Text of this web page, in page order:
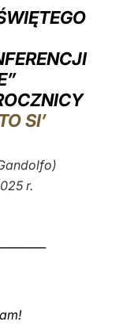
العربيّة
中文
LATINE
SI’
r.